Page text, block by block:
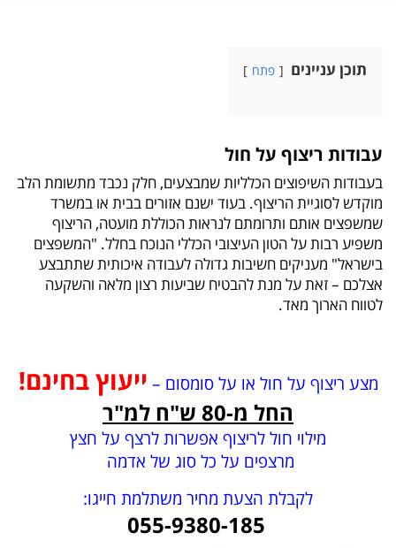
תוכן עניינים פתח
עבודות ריצוף על חול
בעבודות השיפוצים הכלליות שמבצעים, חלק נכבד מתשומת הלב
מוקדש לסוגיית הריצוף. בעוד ישנם אזורים בבית או במשרד
שמשפצים אותם ותרומתם לנראות הכוללת מועטה, הריצוף
משפיע רבות על הטון העיצובי הכללי הנוכח בחלל. "המשפצים
בישראל" מעניקים חשיבות גדולה לעבודה איכותית שתתבצע
אצלכם – זאת על מנת להבטיח שביעות רצון מלאה והשקעה
לטווח הארוך מאד.
מצע ריצוף על חול או על סומסום – ייעוץ בחינם!
החל מ-80 ש"ח למ"ר
מילוי חול לריצוף אפשרות לרצף על חצץ
מרצפים על כל סוג של אדמה
לקבלת הצעת מחיר משתלמת חייגו:
055-9380-185